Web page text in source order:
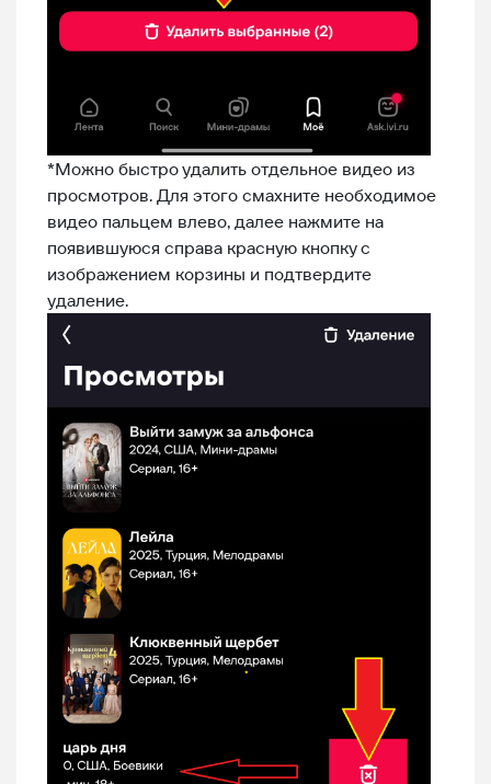
*Можно быстро удалить отдельное видео из
просмотров. Для этого смахните необходимое
видео пальцем влево, далее нажмите на
появившуюся справа красную кнопку с
изображением корзины и подтвердите
удаление.